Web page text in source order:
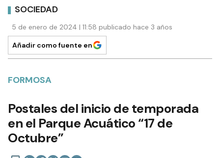
SOCIEDAD
5 de enero de 2024 | 11:58 publicado hace 3 años
Añadir como fuente en
FORMOSA
Postales del inicio de temporada
en el Parque Acuático “17 de
Octubre”